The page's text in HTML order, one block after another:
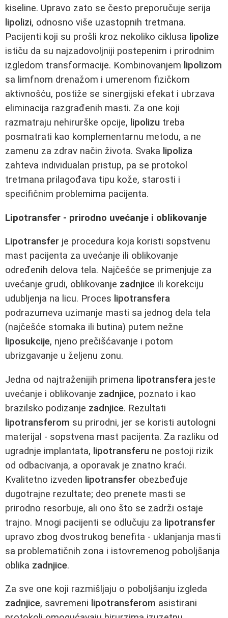
kiseline. Upravo zato se često preporučuje serija
lipolizi, odnosno više uzastopnih tretmana.
Pacijenti koji su prošli kroz nekoliko ciklusa lipolize
ističu da su najzadovoljniji postepenim i prirodnim
izgledom transformacije. Kombinovanjem lipolizom
sa limfnom drenažom i umerenom fizičkom
aktivnošću, postiže se sinergijski efekat i ubrzava
eliminacija razgrađenih masti. Za one koji
razmatraju nehirurške opcije, lipolizu treba
posmatrati kao komplementarnu metodu, a ne
zamenu za zdrav način života. Svaka lipoliza
zahteva individualan pristup, pa se protokol
tretmana prilagođava tipu kože, starosti i
specifičnim problemima pacijenta.
Lipotransfer - prirodno uvećanje i oblikovanje
Lipotransfer je procedura koja koristi sopstvenu
mast pacijenta za uvećanje ili oblikovanje
određenih delova tela. Najčešće se primenjuje za
uvećanje grudi, oblikovanje zadnjice ili korekciju
udubljenja na licu. Proces lipotransfera
podrazumeva uzimanje masti sa jednog dela tela
(najčešće stomaka ili butina) putem nežne
liposukcije, njeno prečišćavanje i potom
ubrizgavanje u željenu zonu.
Jedna od najtraženijih primena lipotransfera jeste
uvećanje i oblikovanje zadnjice, poznato i kao
brazilsko podizanje zadnjice. Rezultati
lipotransferom su prirodni, jer se koristi autologni
materijal - sopstvena mast pacijenta. Za razliku od
ugradnje implantata, lipotransferu ne postoji rizik
od odbacivanja, a oporavak je znatno kraći.
Kvalitetno izveden lipotransfer obezbeđuje
dugotrajne rezultate; deo prenete masti se
prirodno resorbuje, ali ono što se zadrži ostaje
trajno. Mnogi pacijenti se odlučuju za lipotransfer
upravo zbog dvostrukog benefita - uklanjanja masti
sa problematičnih zona i istovremenog poboljšanja
oblika zadnjice.
Za sve one koji razmišljaju o poboljšanju izgleda
zadnjice, savremeni lipotransferom asistirani